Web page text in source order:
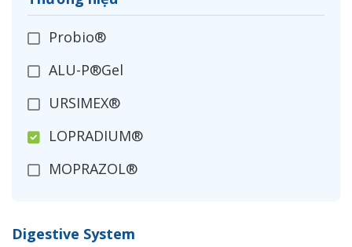
Probio®
ALU-P®Gel
URSIMEX®
LOPRADIUM®
MOPRAZOL®
SPARENIL®
Digestive System